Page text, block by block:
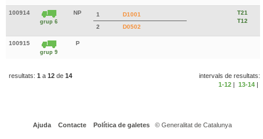
100914
grup 6
NP 1
D1001
2
D0502
T21
T12
100915
grup 9
P
resultats: 1 a 12 de 14
intervals de resultats:
1-12 | 13-14 |
Ajuda Contacte Política de galetes © Generalitat de Catalunya